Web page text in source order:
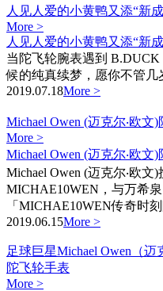
人见人爱的小黄鸭又添“新
More >
人见人爱的小黄鸭又添“新
当陀飞轮腕表遇到
候的纯真续梦，愿你不管几
2019.07.18More >
Michael Owen (迈克尔‧欧
More >
Michael Owen (迈克尔‧欧
Michael Owen (迈克尔‧欧文
MICHAE10WEN，与万希
「MICHAE10WEN传奇时刻
2019.06.15More >
足球巨星Michael Owen（
陀飞轮手表
More >